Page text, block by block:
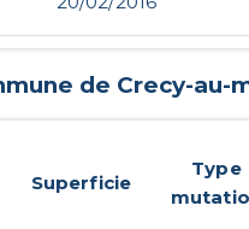
de Crecy-au-
Superficie
Type